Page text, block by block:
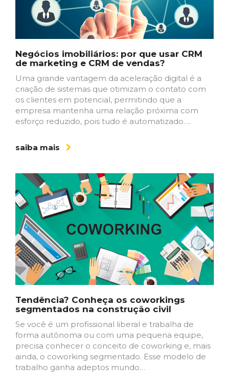
Negócios imobiliários: por que usar CRM
de marketing e CRM de vendas?
Uma grande vantagem da aceleração digital é a
criação de sistemas que otimizam o contato com
os clientes em potencial, permitindo que a
empresa mantenha uma relação próxima com
esforço reduzido, pois tudo é automatizado….
saiba mais
Tendência? Conheça os coworkings
segmentados na construção civil
Se você é um profissional liberal e trabalha de
forma autônoma ou com uma pequena equipe,
precisa conhecer o conceito de coworking e, mais
ainda, o coworking segmentado. Esse modelo de
trabalho ganha adeptos mundo…